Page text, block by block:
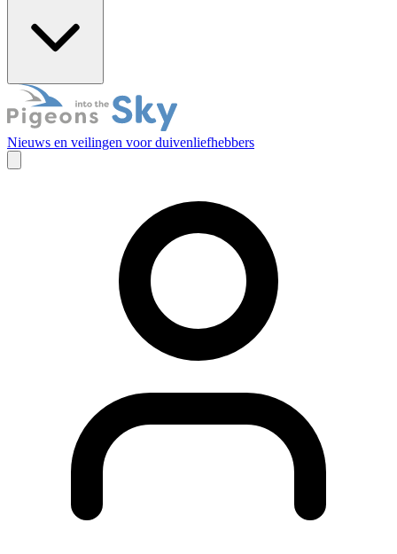
Nieuws en veilingen voor duivenliefhebbers